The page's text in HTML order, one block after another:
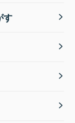
す